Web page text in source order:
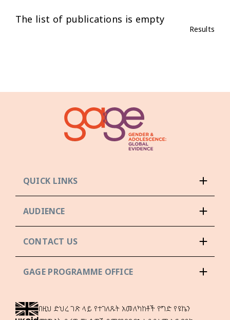
The list of publications is empty
Results
QUICK LINKS
AUDIENCE
CONTACT US
GAGE PROGRAMME OFFICE
በዚህ ድህረ ገጽ ላይ የተገለጹት አመለካከቶች የግድ የዩኬን